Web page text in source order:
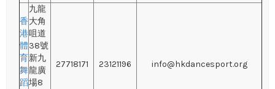
香
港
體
育
舞
蹈
九龍
大角
咀道
38號
新九
龍廣
場8
27718171 23121196 info@hkdancesport.org